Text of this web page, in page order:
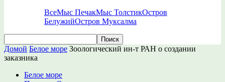
ВсеМыс ПечакМыс ТолстикОстров
БелужийОстров Муксалма
Домой Белое море Зоологический ин-т РАН о создании
заказника
Белое море